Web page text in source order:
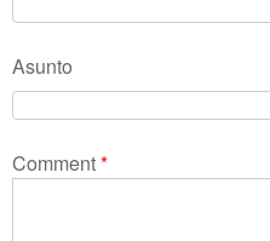
Asunto
Comment*